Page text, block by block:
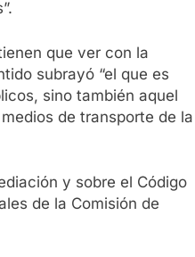
que ver con la
subrayó “el que es
sino también aquel
de transporte de la
y sobre el Código
de la Comisión de